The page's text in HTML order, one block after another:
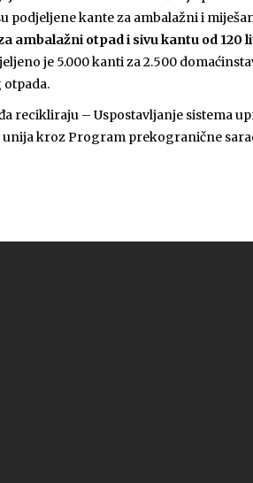
kante za ambalažni i
ambalažni otpad i sivu kantu od 120
je 5.000 kanti za 2.500
recikliraju – Uspostavljanje sistema
kroz Program prekogranične